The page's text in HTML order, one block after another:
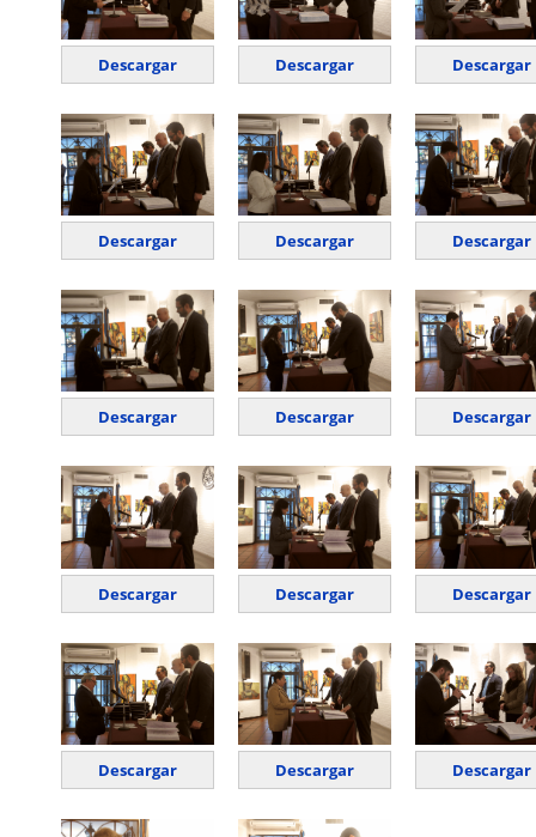
Descargar Descargar Descargar
Descargar Descargar Descargar
Descargar Descargar Descargar
Descargar Descargar Descargar
Descargar Descargar Descargar